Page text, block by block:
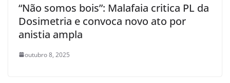
“Não somos bois”: Malafaia critica PL da
Dosimetria e convoca novo ato por
anistia ampla
outubro 8, 2025